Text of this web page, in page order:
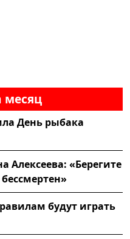
месяц
День рыбака
Алексеева: «Берегите
будут играть